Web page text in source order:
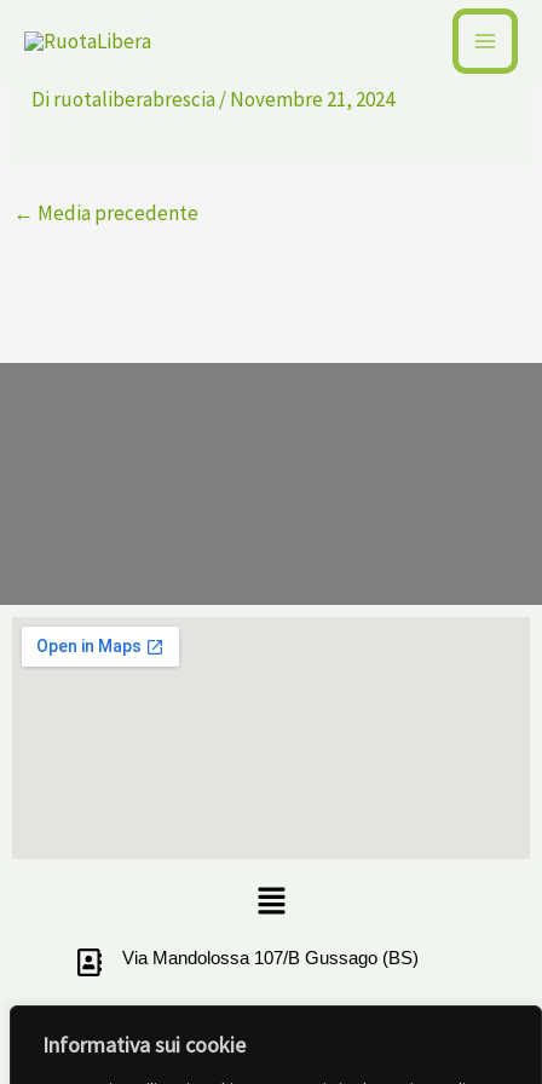
Informativa sui cookie
Trailray-e160e-7.0
Diruotaliberabrescia/Novembre 21, 2024
← Media precedente
Menu
Via Mandolossa 107/B Gussago (BS)
+39 030321506